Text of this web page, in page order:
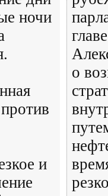
ночи
и
о